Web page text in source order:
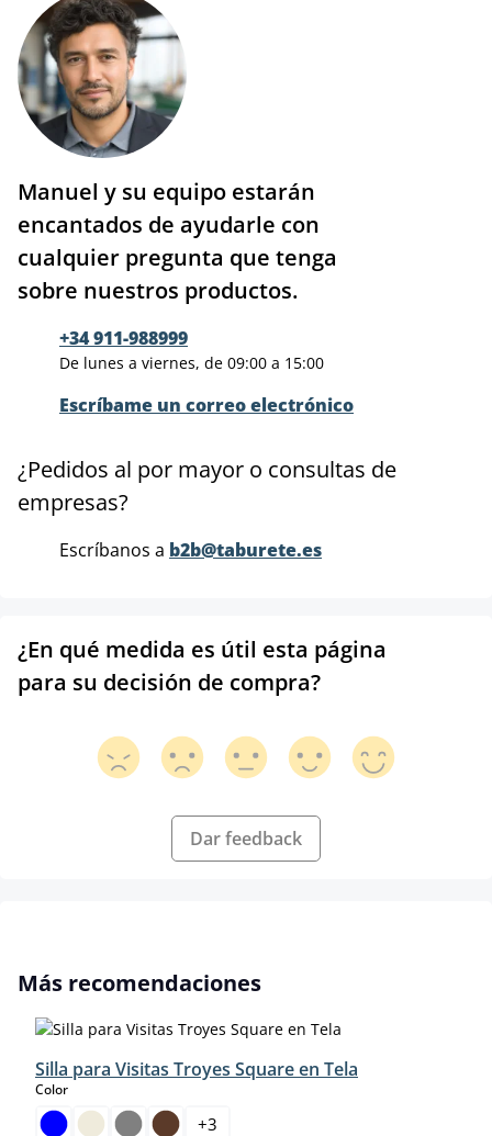
Manuel y su equipo estarán
encantados de ayudarle con
cualquier pregunta que tenga
sobre nuestros productos.
+34 911-988999
De lunes a viernes, de 09:00 a 15:00
Escríbame un correo electrónico
¿Pedidos al por mayor o consultas de
empresas?
Escríbanos a b2b@taburete.es
¿En qué medida es útil esta página
para su decisión de compra?
Dar feedback
Omitir la galería de productos
Más recomendaciones
Silla para Visitas Troyes Square en Tela
Colorselect
+3